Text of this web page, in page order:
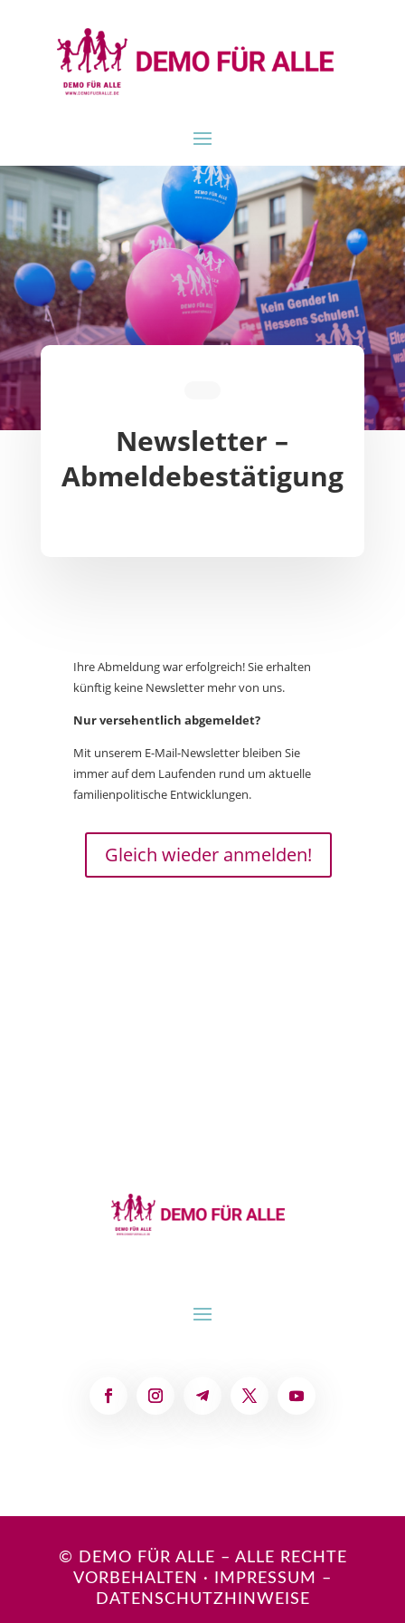
Newsletter –
Abmeldebestätigung
Ihre Abmeldung war erfolgreich! Sie erhalten
künftig keine Newsletter mehr von uns.
Nur versehentlich abgemeldet?
Mit unserem E-Mail-Newsletter bleiben Sie
immer auf dem Laufenden rund um aktuelle
familienpolitische Entwicklungen.
Gleich wieder anmelden!
© DEMO FÜR ALLE – ALLE RECHTE
VORBEHALTEN · IMPRESSUM
–
DATENSCHUTZHINWEISE